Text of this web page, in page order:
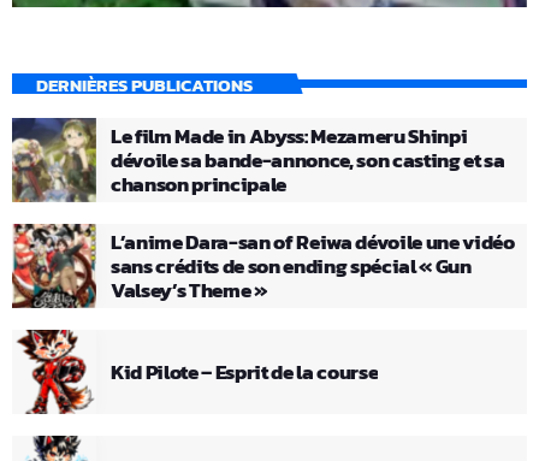
DERNIÈRES PUBLICATIONS
Le film Made in Abyss: Mezameru Shinpi
dévoile sa bande-annonce, son casting et sa
chanson principale
L’anime Dara-san of Reiwa dévoile une vidéo
sans crédits de son ending spécial « Gun
Valsey’s Theme »
Kid Pilote – Esprit de la course